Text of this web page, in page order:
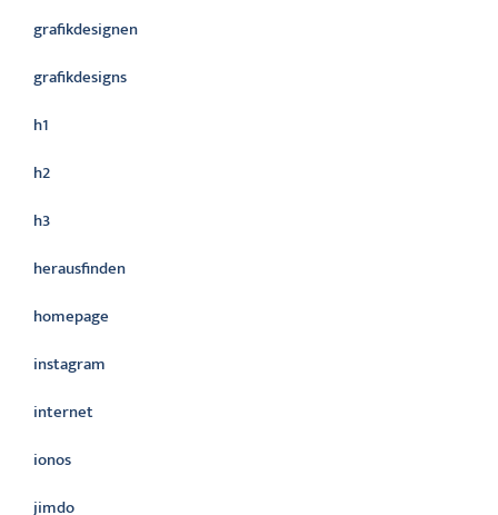
grafikdesignen
grafikdesigns
h1
h2
h3
herausfinden
homepage
instagram
internet
ionos
jimdo